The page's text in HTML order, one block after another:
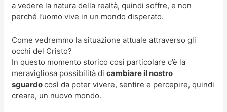
a vedere la natura della realtà, quindi soffre, e non
perché l’uomo vive in un mondo disperato.
Come vedremmo la situazione attuale attraverso gli
occhi del Cristo?
In questo momento storico così particolare c’è la
meravigliosa possibilità dicambiare il nostro
sguardocosì da poter vivere, sentire e percepire, quindi
creare, un nuovo mondo.